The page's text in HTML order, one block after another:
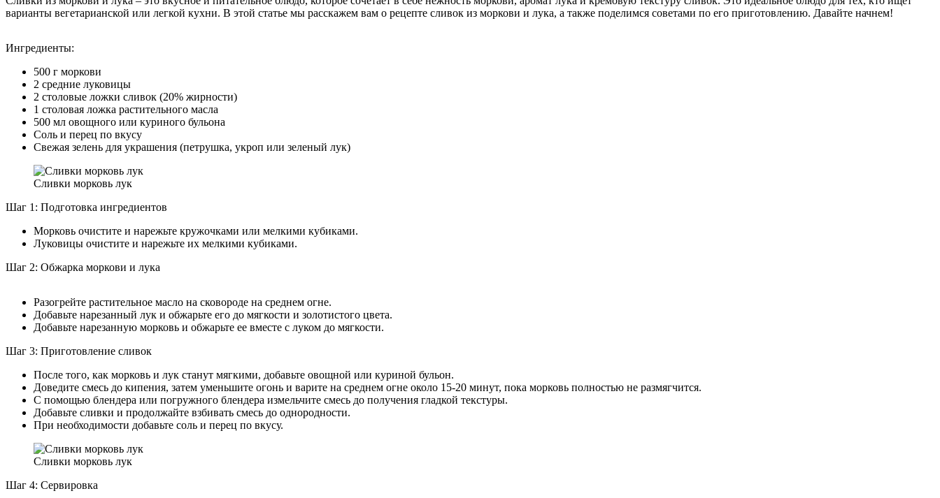
варианты вегетарианской или легкой кухни. В этой статье мы расскажем вам о рецепте сливок из моркови и лука, а также поделимся советами по его приготовлению. Давайте начнем!
Ингредиенты:
500 г моркови
2 средние луковицы
2 столовые ложки сливок (20% жирности)
1 столовая ложка растительного масла
500 мл овощного или куриного бульона
Соль и перец по вкусу
Свежая зелень для украшения (петрушка, укроп или зеленый лук)
Сливки морковь лук
Шаг 1: Подготовка ингредиентов
Морковь очистите и нарежьте кружочками или мелкими кубиками.
Луковицы очистите и нарежьте их мелкими кубиками.
Шаг 2: Обжарка моркови и лука
Разогрейте растительное масло на сковороде на среднем огне.
Добавьте нарезанный лук и обжарьте его до мягкости и золотистого цвета.
Добавьте нарезанную морковь и обжарьте ее вместе с луком до мягкости.
Шаг 3: Приготовление сливок
После того, как морковь и лук станут мягкими, добавьте овощной или куриной бульон.
Доведите смесь до кипения, затем уменьшите огонь и варите на среднем огне около 15-20 минут, пока морковь полностью не размягчится.
С помощью блендера или погружного блендера измельчите смесь до получения гладкой текстуры.
Добавьте сливки и продолжайте взбивать смесь до однородности.
При необходимости добавьте соль и перец по вкусу.
Сливки морковь лук
Шаг 4: Сервировка